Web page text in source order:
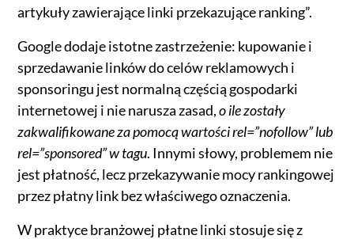
artykuły zawierające linki przekazujące ranking”.
Google dodaje istotne zastrzeżenie: kupowanie i
sprzedawanie linków do celów reklamowych i
sponsoringu jest normalną częścią gospodarki
internetowej i nie narusza zasad,o ile zostały
zakwalifikowane za pomocą wartości rel=”nofollow” lub
rel=”sponsored” w tagu. Innymi słowy, problemem nie
jest płatność, lecz przekazywanie mocy rankingowej
przez płatny link bez właściwego oznaczenia.
W praktyce branżowej płatne linki stosuje się z